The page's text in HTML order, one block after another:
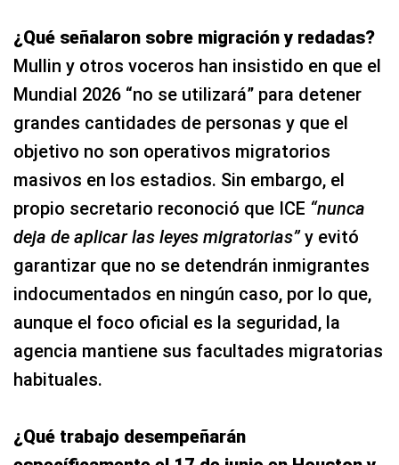
¿Qué señalaron sobre migración y redadas?
Mullin y otros voceros han insistido en que el
Mundial 2026 “no se utilizará” para detener
grandes cantidades de personas y que el
objetivo no son operativos migratorios
masivos en los estadios. Sin embargo, el
propio secretario reconoció que ICE “nunca
deja de aplicar las leyes migratorias”y evitó
garantizar que no se detendrán inmigrantes
indocumentados en ningún caso, por lo que,
aunque el foco oficial es la seguridad, la
agencia mantiene sus facultades migratorias
habituales.
¿Qué trabajo desempeñarán